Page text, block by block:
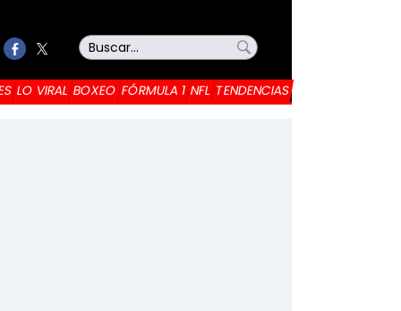
LO VIRAL BOXEO FÓRMULA 1 NFL TENDENCIAS